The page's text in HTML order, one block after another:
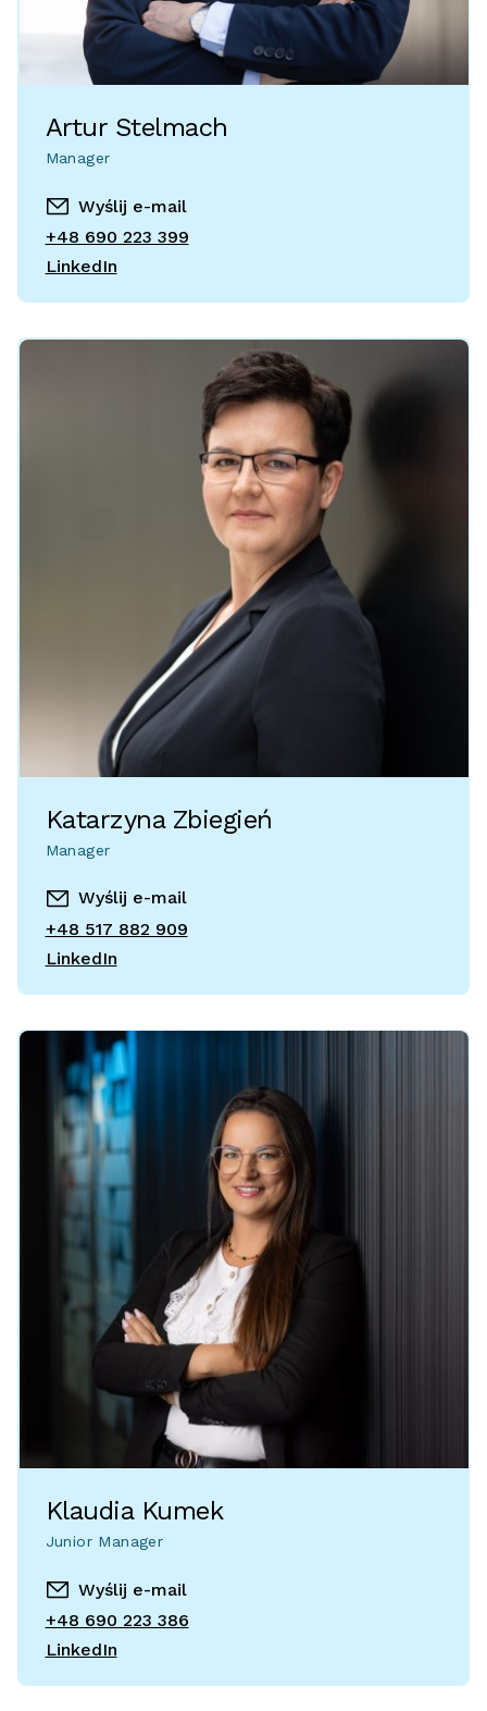
Artur Stelmach
Manager
Wyślij e-mail
+48 690 223 399
LinkedIn
Katarzyna Zbiegień
Manager
Wyślij e-mail
+48 517 882 909
LinkedIn
Klaudia Kumek
Junior Manager
Wyślij e-mail
+48 690 223 386
LinkedIn